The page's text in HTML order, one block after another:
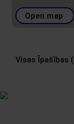
Open map
Visas Īpašības